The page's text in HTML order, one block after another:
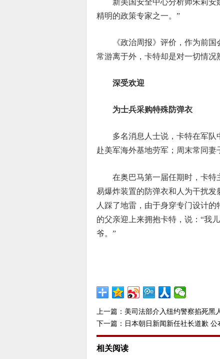
新美国安全中心分析师朱莉安
精明的政策专家之一。”
《政治周报》评价，作为前
常游离于外，卡特却是对一切情况
深受欢迎
为士兵采购特殊防弹衣
多名消息人士说，卡特在军
赴美军海外基地劳军；周末常同妻
在奥巴马第一届任期时，卡
易爆炸装置的防弹衣和人为干扰
人踩了地雷，由于身穿专门设计
的父亲迎上来拥抱卡特，说：“我
爷。”
上一篇： 美司法部介入纽约警察掐死黑
下一篇： 日本朝日新闻新任社长道歉 公
相关阅读